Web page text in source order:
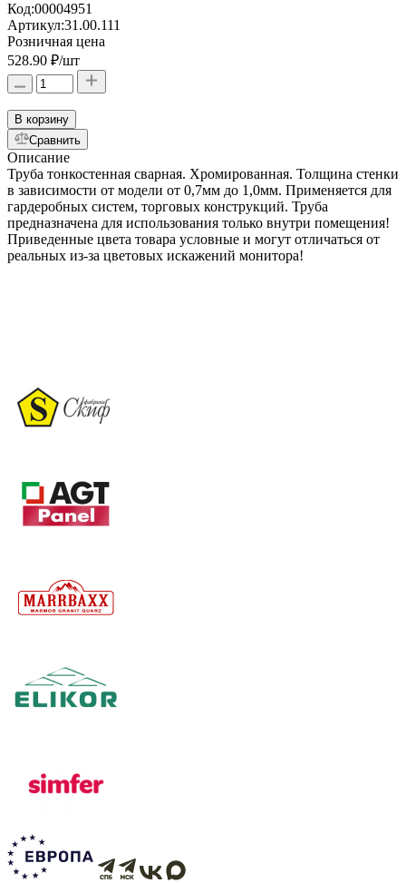
Код:00004951
Артикул:31.00.111
Розничная цена
528.90 ₽/шт
В корзину
Сравнить
Описание
Труба тонкостенная сварная. Хромированная. Толщина стенки
в зависимости от модели от 0,7мм до 1,0мм. Применяется для
гардеробных систем, торговых конструкций. Труба
предназначена для использования только внутри помещения!
Приведенные цвета товара условные и могут отличаться от
реальных из-за цветовых искажений монитора!